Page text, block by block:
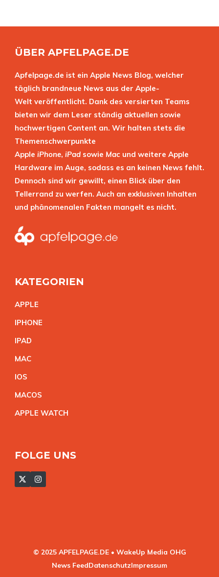
ÜBER APFELPAGE.DE
Apfelpage.de ist ein Apple News Blog, welcher
täglich brandneue News aus der Apple-
Welt veröffentlicht. Dank des versierten Teams
bieten wir dem Leser ständig aktuellen sowie
hochwertigen Content an. Wir halten stets die
Themenschwerpunkte
Apple iPhone, iPad sowie Mac und weitere Apple
Hardware im Auge, sodass es an keinen News fehlt.
Dennoch sind wir gewillt, einen Blick über den
Tellerrand zu werfen. Auch an exklusiven Inhalten
und phänomenalen Fakten mangelt es nicht.
KATEGORIEN
APPLE
IPHONE
IPAD
MAC
IOS
MACOS
APPLE WATCH
FOLGE UNS
© 2025 APFELPAGE.DE • WakeUp Media OHG
News FeedDatenschutzImpressum